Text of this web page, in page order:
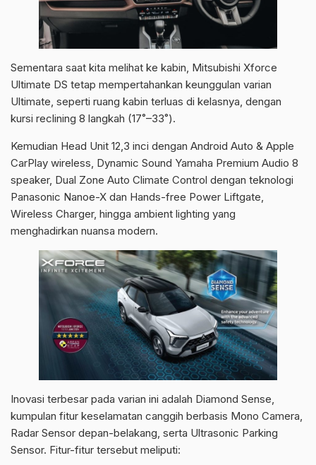
Sementara saat kita melihat ke kabin, Mitsubishi Xforce
Ultimate DS tetap mempertahankan keunggulan varian
Ultimate, seperti ruang kabin terluas di kelasnya, dengan
kursi reclining 8 langkah (17˚–33˚).
Kemudian Head Unit 12,3 inci dengan Android Auto & Apple
CarPlay wireless, Dynamic Sound Yamaha Premium Audio 8
speaker, Dual Zone Auto Climate Control dengan teknologi
Panasonic Nanoe-X dan Hands-free Power Liftgate,
Wireless Charger, hingga ambient lighting yang
menghadirkan nuansa modern.
Inovasi terbesar pada varian ini adalah Diamond Sense,
kumpulan fitur keselamatan canggih berbasis Mono Camera,
Radar Sensor depan-belakang, serta Ultrasonic Parking
Sensor. Fitur-fitur tersebut meliputi: